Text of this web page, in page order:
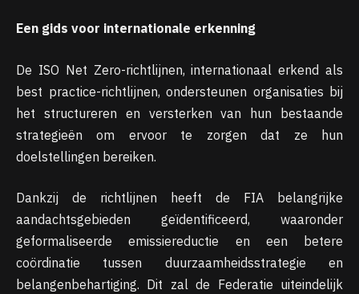
Een gids voor internationale erkenning
De ISO Net Zero-richtlijnen, internationaal erkend als
best practice-richtlijnen, ondersteunen organisaties bij
het structureren en versterken van hun bestaande
strategieën om ervoor te zorgen dat ze hun
doelstellingen bereiken.
Dankzij de richtlijnen heeft de FIA ​​belangrijke
aandachtsgebieden geïdentificeerd, waaronder
geformaliseerde emissiereductie en een betere
coördinatie tussen duurzaamheidsstrategie en
belangenbehartiging. Dit zal de Federatie uiteindelijk